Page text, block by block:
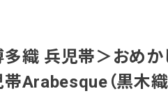
織 兵児帯＞おめか
Arabesque（黒木織